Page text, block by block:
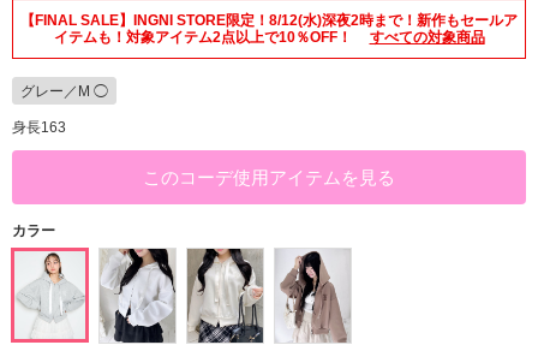
【FINAL SALE】INGNI STORE限定！8/12(水)深夜2時まで！新作もセールア
イテムも！対象アイテム2点以上で10％OFF！
すべての対象商品
グレー／M ◯
身長163
このコーデ使用アイテムを見る
カラー